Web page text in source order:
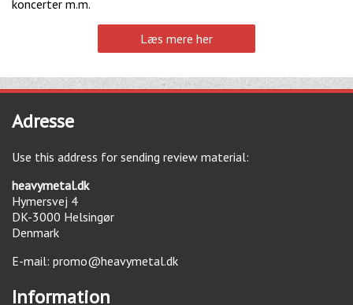
koncerter m.m.
Læs mere her
Adresse
Use this address for sending review material:
heavymetal.dk
Hymersvej 4
DK-3000 Helsingør
Denmark
E-mail: promo@heavymetal.dk
Information